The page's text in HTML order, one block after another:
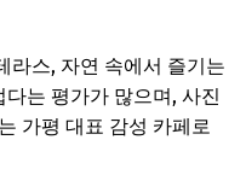
라스, 자연 속에서 즐기는
는 평가가 많으며, 사진
가평 대표 감성 카페로